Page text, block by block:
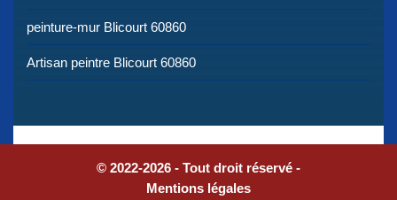
peinture-mur Blicourt 60860
Artisan peintre Blicourt 60860
© 2022-2026 - Tout droit réservé -
Mentions légales